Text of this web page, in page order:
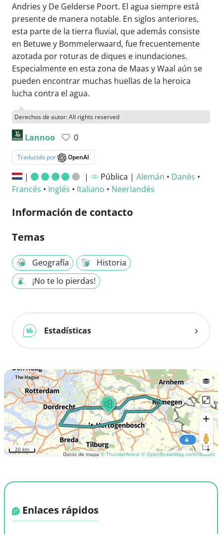
Andries y De Gelderse Poort. El agua siempre está
presente de manera notable. En siglos anteriores,
esta parte de la tierra fluvial, que además consiste
en Betuwe y Bommelerwaard, fue frecuentemente
azotada por roturas de diques e inundaciones.
Especialmente en esta zona de Maas y Waal aún se
pueden encontrar muchas huellas de la heroica
lucha contra el agua.
Derechos de autor: All rights reserved
Lannoo 0
Traducido por OpenAI
| | Pública | Alemán • Danés •
Francés • Inglés • Italiano • Neerlandés
Información de contacto
Temas
Geografía
Historia
¡No te lo pierdas!
Estadísticas
Datos de mapa© Thunderforest © OpenStreetMap contributors
20 km
Enlaces rápidos